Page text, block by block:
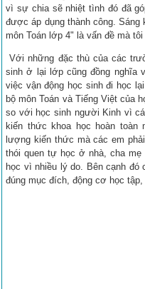
vì sự chia sẽ nhiệt tình đó đã
được áp dụng thành công. Sáng
môn Toán lớp 4" là vấn đề mà
Với những đặc thù của các
sinh ở lại lớp cũng đồng nghĩa
việc vận động học sinh đi học
bộ môn Toán và Tiếng Việt của
so với học sinh người Kinh vì
kiến thức khoa học hoàn toàn
lượng kiến thức mà các em
thói quen tự học ở nhà, cha mẹ
học vì nhiều lý do. Bên cạnh đó
đúng mục đích, động cơ học tập, .